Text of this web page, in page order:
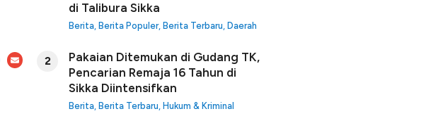
di Talibura Sikka
Berita, Berita Populer, Berita Terbaru, Daerah
2
Pakaian Ditemukan di Gudang TK,
Pencarian Remaja 16 Tahun di
Sikka Diintensifkan
Berita, Berita Terbaru, Hukum & Kriminal